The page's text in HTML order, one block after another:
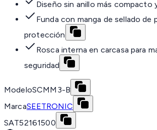
Diseño sin anillo más compacto
Funda con manga de sellado de
protección
Rosca interna en carcasa para
seguridad
ModeloSCMM3-B
MarcaSEETRONIC
SAT52161500